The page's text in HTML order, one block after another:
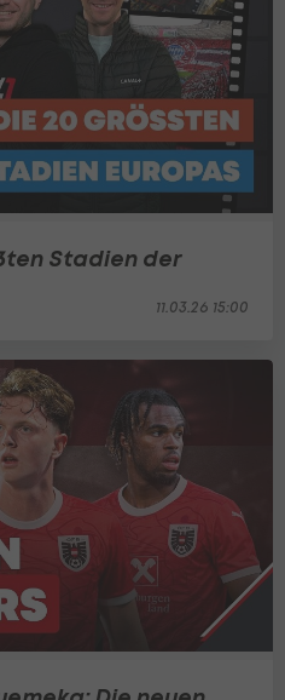
Stadien der
11.03.26 15:00